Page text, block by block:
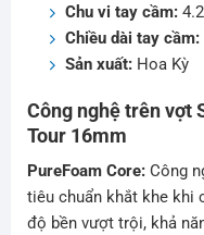
Chu vi tay cầm:
Chiều dài tay cầm:
Sản xuất:Hoa Kỳ
Công nghệ trên vợt
Tour 16mm
PureFoam Core:Công
tiêu chuẩn khắt khe khi
độ bền vượt trội, khả